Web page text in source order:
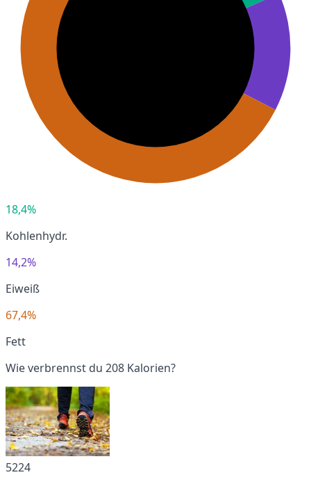
18,4%
Kohlenhydr.
14,2%
Eiweiß
67,4%
Fett
Wie verbrennst du 208 Kalorien?
5224